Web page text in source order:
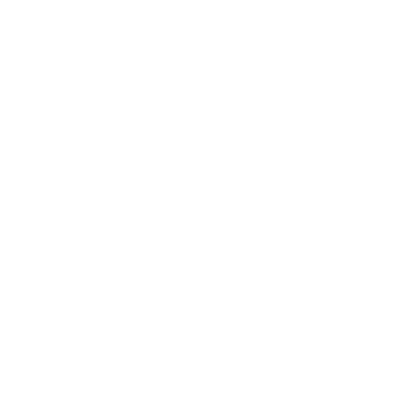
water, pet, bril,